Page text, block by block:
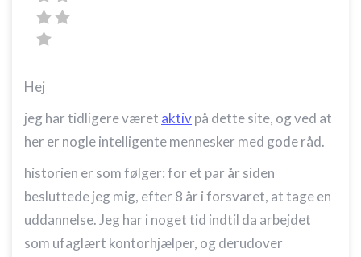
Hej
jeg har tidligere været aktivpå dette site, og ved at
her er nogle intelligente mennesker med gode råd.
historien er som følger: for et par år siden
besluttede jeg mig, efter 8 år i forsvaret, at tage en
uddannelse. Jeg har i noget tid indtil da arbejdet
som ufaglært kontorhjælper, og derudover